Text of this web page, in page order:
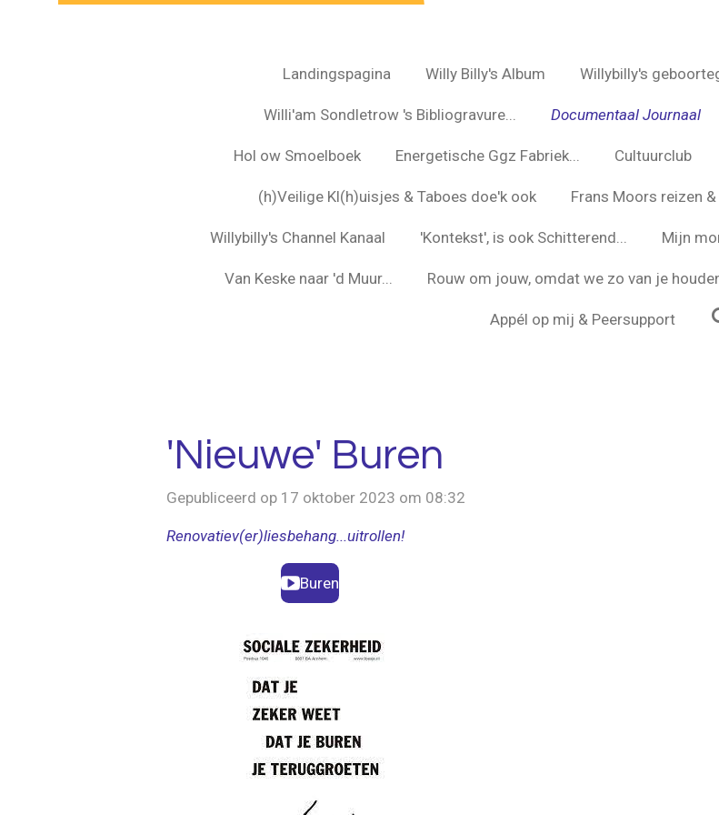
Landingspagina Willy Billy's Album Willybilly's
Willi'am Sondletrow 's Bibliogravure... Documentaal Journaal
Hol ow Smoelboek Energetische Ggz Fabriek... Cultuurclub
(h)Veilige Kl(h)uisjes & Taboes doe'k ook Frans Moors reizen &
Willybilly's Channel Kanaal 'Kontekst', is ook Schitterend... Mijn
Van Keske naar 'd Muur... Rouw om jouw, omdat we zo van je
Appél op mij & Peersupport
'Nieuwe' Buren
Gepubliceerd op 17 oktober 2023 om 08:32
Renovatiev(er)liesbehang...uitrollen!
Buren